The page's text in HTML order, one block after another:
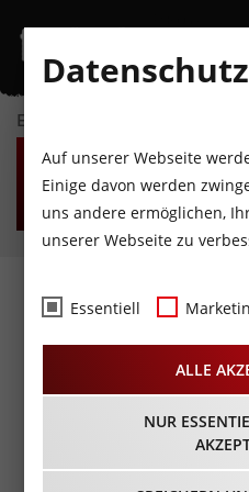
EVENTKALENDER
FR
7
AUGUST
SA
8
AUGUST
SO
9
Auf unserer Webseite
Einige davon werden
uns andere ermöglichen,
unserer Webseite zu
Essentiell
ALLE
NUR